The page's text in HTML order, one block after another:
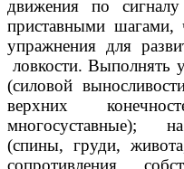
движения по
приставными
упражнения для
ловкости. Выполнять
(силовой
верхних
многосуставные);
(спины, груди,
сопротивления